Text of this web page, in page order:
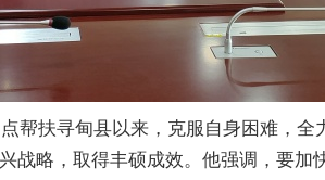
帮扶寻甸县以来，克服自身困难，
战略，取得丰硕成效。他强调，要加